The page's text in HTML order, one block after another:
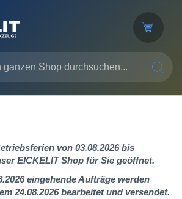
SUCHE
von 03.08.2026 bis
EICKELIT Shop für Sie geöffnet.
eingehende Aufträge werden
24.08.2026 bearbeitet und versendet.